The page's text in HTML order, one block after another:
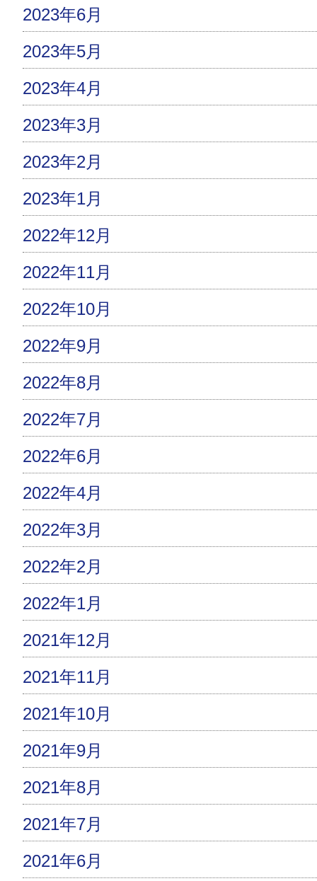
2023年6月
2023年5月
2023年4月
2023年3月
2023年2月
2023年1月
2022年12月
2022年11月
2022年10月
2022年9月
2022年8月
2022年7月
2022年6月
2022年4月
2022年3月
2022年2月
2022年1月
2021年12月
2021年11月
2021年10月
2021年9月
2021年8月
2021年7月
2021年6月